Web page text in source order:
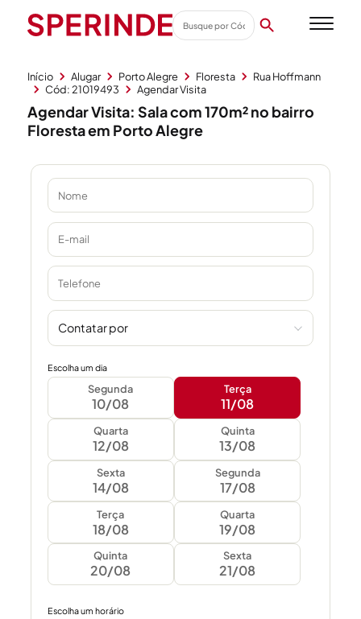
Início Alugar Porto Alegre Floresta
Rua Hoffmann
Cód: 21019493
Agendar Visita
Agendar Visita: Sala com 170m² no bairro
Floresta em Porto Alegre
Contatar por
Escolha um dia
Segunda
10/08
Terça
11/08
Quarta
12/08
Quinta
13/08
Sexta
14/08
Segunda
17/08
Terça
18/08
Quarta
19/08
Quinta
20/08
Sexta
21/08
Escolha um horário